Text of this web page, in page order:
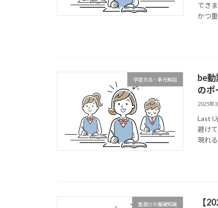
でき
かつ
学習方法・単元解説
be
のポ
2025年
Last
避け
現れ
塾選びの基礎知識
【